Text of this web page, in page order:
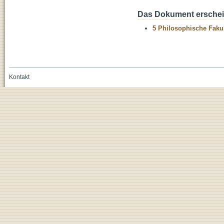
Das Dokument
5 Philosophische
Kontakt